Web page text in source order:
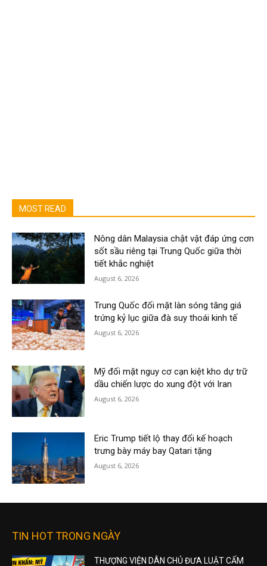
MOST READ
Nông dân Malaysia chật vật đáp ứng cơn
sốt sầu riêng tại Trung Quốc giữa thời
tiết khắc nghiệt
August 6, 2026
Trung Quốc đối mặt làn sóng tăng giá
trứng kỷ lục giữa đà suy thoái kinh tế
August 6, 2026
Mỹ đối mặt nguy cơ cạn kiệt kho dự trữ
dầu chiến lược do xung đột với Iran
August 6, 2026
Eric Trump tiết lộ thay đổi kế hoạch
trưng bày máy bay Qatari tặng
August 6, 2026
TIN HOT TRONG NGÀY
THƯỢNG VIỆN DÂN CHỦ ĐƯA LUẬT CẤM